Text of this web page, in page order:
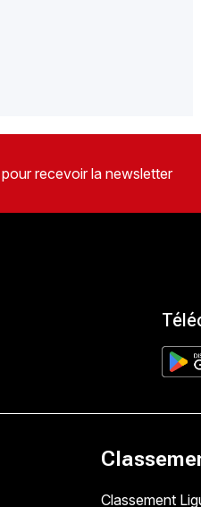
recevoir la newsletter
Classement